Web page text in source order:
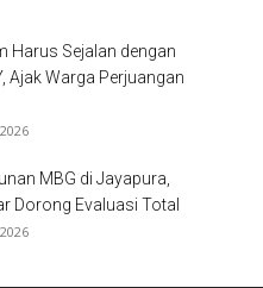
Harus Sejalan dengan
Ajak Warga Perjuangan
MBG di Jayapura,
Dorong Evaluasi Total